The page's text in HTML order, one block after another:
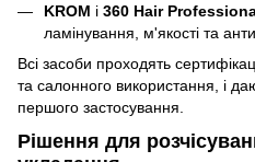
KROM і 360 Hair
ламінування, м'якості та
Всі засоби проходять
та салонного використання, і
першого застосування.
Рішення для